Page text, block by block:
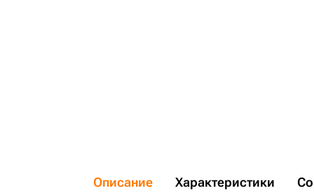
Описание Характеристики